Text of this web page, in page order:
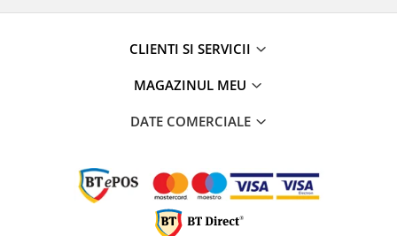
CLIENTI SI SERVICII
MAGAZINUL MEU
DATE COMERCIALE